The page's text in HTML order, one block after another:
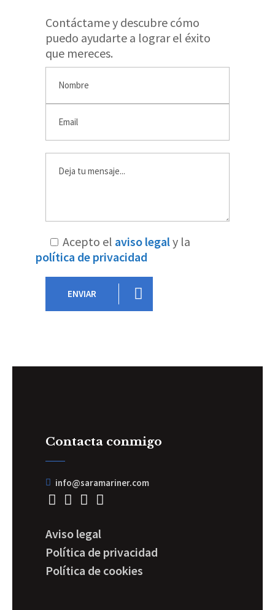
Contáctame y descubre cómo
puedo ayudarte a lograr el éxito
que mereces.
Acepto el aviso legaly la
política de privacidad
ENVIAR
Contacta conmigo
info@saramariner.com
Aviso legal
Política de privacidad
Política de cookies